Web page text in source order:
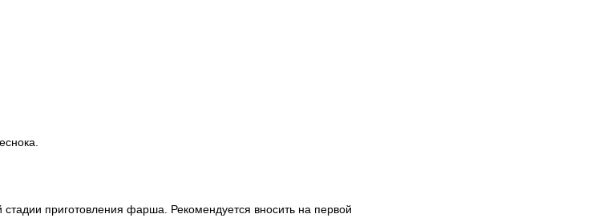
стадии приготовления фарша. Рекомендуется вносить на первой